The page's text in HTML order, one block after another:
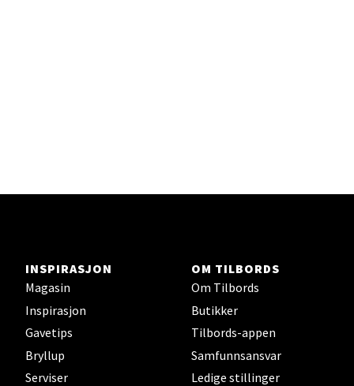
INSPIRASJON
Magasin
Inspirasjon
Gavetips
Bryllup
Serviser
OM TILBORDS
Om Tilbords
Butikker
Tilbords-appen
Samfunnsansvar
Ledige stillinger
Velg
Harstad - Thon Senter
Kanebogen